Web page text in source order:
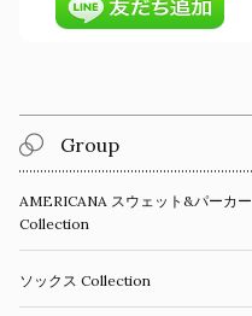
Group
AMERICANA スウェット&パーカー
Collection
ソックス Collection